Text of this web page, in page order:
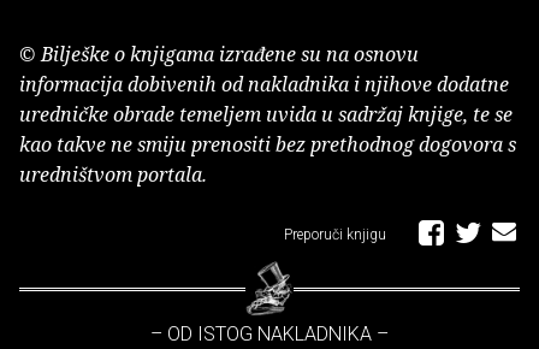
© Bilješke o knjigama izrađene su na osnovu
informacija dobivenih od nakladnika i njihove dodatne
uredničke obrade temeljem uvida u sadržaj knjige, te se
kao takve ne smiju prenositi bez prethodnog dogovora s
uredništvom portala.
Preporuči knjigu
– OD ISTOG NAKLADNIKA –